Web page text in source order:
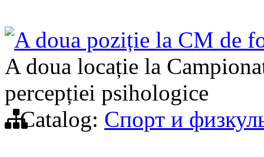
A doua poziție la CM de
A doua locație la
percepției psihologice
Catalog: Спорт и